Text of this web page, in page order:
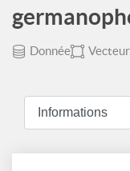
Donnée Vecteur